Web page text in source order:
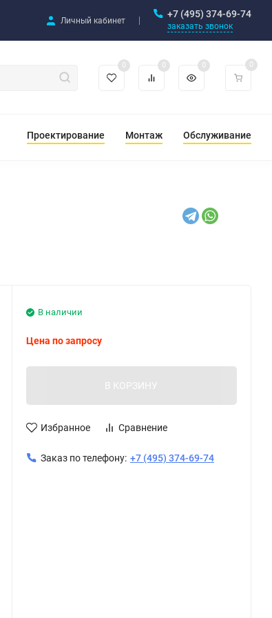
Личный кабинет
+7 (495) 374-69-74
заказать звонок
0 0 0 0
Проектирование Монтаж Обслуживание
В наличии
Цена по запросу
В КОРЗИНУ
Избранное Сравнение
Заказ по телефону: +7 (495) 374-69-74